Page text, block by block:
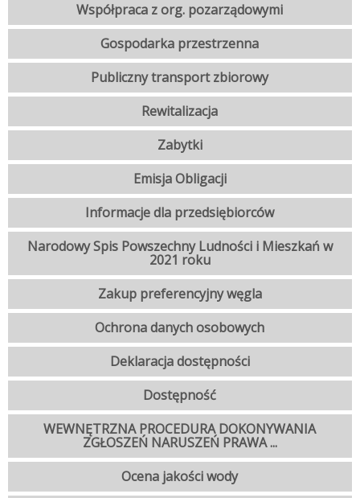
Współpraca z org. pozarządowymi
Gospodarka przestrzenna
Publiczny transport zbiorowy
Rewitalizacja
Zabytki
Emisja Obligacji
Informacje dla przedsiębiorców
Narodowy Spis Powszechny Ludności i Mieszkań w
2021 roku
Zakup preferencyjny węgla
Ochrona danych osobowych
Deklaracja dostępności
Dostępność
WEWNĘTRZNA PROCEDURA DOKONYWANIA
ZGŁOSZEŃ NARUSZEŃ PRAWA ...
Ocena jakości wody